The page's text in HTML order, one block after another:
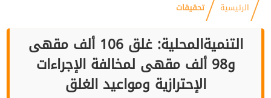
الرئيسية تحقيقات
التنميةالمحلية: غلق 106 ألف مقهى
و98 ألف مقهى لمخالفة الإجراءات
الإحترازية ومواعيد الغلق